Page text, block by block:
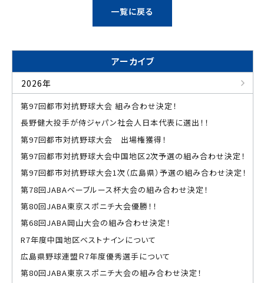
一覧に戻る
アーカイブ
2026年
第97回都市対抗野球大会 組み合わせ決定！
長野健大投手が侍ジャパン社会人日本代表に選出！！
第97回都市対抗野球大会 出場権獲得！
第97回都市対抗野球大会中国地区2次予選の組み合わせ決定！
第97回都市対抗野球大会1次（広島県）予選の組み合わせ決定！
第78回JABAベーブルース杯大会の組み合わせ決定！
第80回JABA東京スポニチ大会優勝！！
第68回JABA岡山大会の組み合わせ決定！
R7年度中国地区ベストナインについて
広島県野球連盟Ｒ7年度優秀選手について
第80回JABA東京スポニチ大会の組み合わせ決定！